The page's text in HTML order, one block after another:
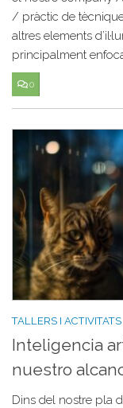
/ pràctic de
altres elements
principalment
0
TALLERS I ACTIVITATS
Inteligencia
nuestro
Dins del nostre pla